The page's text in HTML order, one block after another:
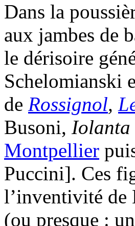
Dans la
aux jambes de
le dérisoire
Schelomianski
de Rossignol,
Busoni, Iolanta
Montpellier
Puccini]. Ces
l’inventivité de
(ou presque :